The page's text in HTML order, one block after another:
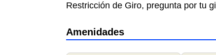
Restricción de Giro, pregunta por tu
Amenidades